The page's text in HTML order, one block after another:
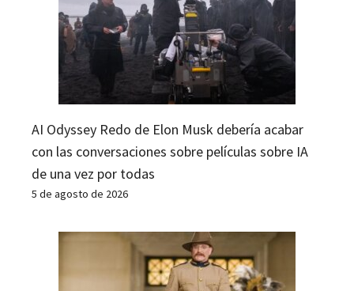
AI Odyssey Redo de Elon Musk debería acabar
con las conversaciones sobre películas sobre IA
de una vez por todas
5 de agosto de 2026